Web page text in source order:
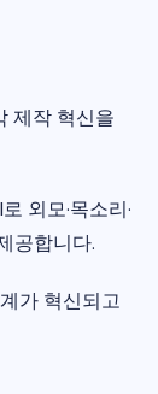
제작 혁신을
외모·목소리·
공합니다.
가 혁신되고